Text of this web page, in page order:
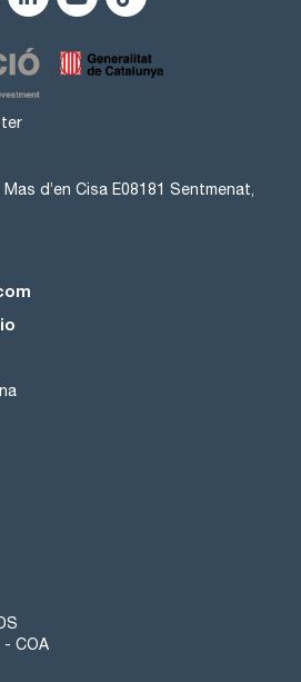
d’en Cisa E08181 Sentmenat,
COA